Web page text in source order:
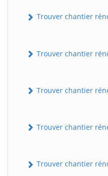
Trouver chantier
Trouver chantier
Trouver chantier
Trouver chantier
Trouver chantier